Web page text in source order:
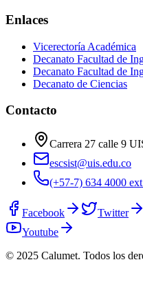
Enlaces
Vicerectoría Académica
Decanato Facultad de
Decanato Facultad de
Decanato de Ciencias
Contacto
Carrera 27 calle 9
escsist@uis.edu.co
(+57-7) 634 4000
Facebook Twitter
Youtube
© 2025 Calumet. Todos los